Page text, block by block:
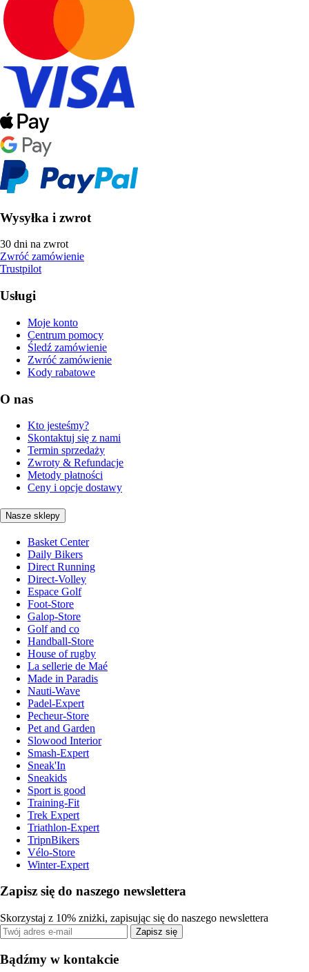
Wysyłka i zwrot
30 dni na zwrot
Zwróć zamówienie
Trustpilot
Usługi
Moje konto
Centrum pomocy
Śledź zamówienie
Zwróć zamówienie
Kody rabatowe
O nas
Kto jesteśmy?
Skontaktuj się z nami
Termin sprzedaży
Zwroty & Refundacje
Metody płatności
Ceny i opcje dostawy
Nasze sklepy
Basket Center
Daily Bikers
Direct Running
Direct-Volley
Espace Golf
Foot-Store
Galop-Store
Golf and co
Handball-Store
House of rugby
La sellerie de Maé
Made in Paradis
Nauti-Wave
Padel-Expert
Pecheur-Store
Pet and Garden
Slowood Interior
Smash-Expert
Sneak'In
Sneakids
Sport is good
Training-Fit
Trek Expert
Triathlon-Expert
TripnBikers
Vélo-Store
Winter-Expert
Zapisz się do naszego newslettera
Skorzystaj z 10% zniżki, zapisując się do naszego newslettera
Zapisz się
Bądźmy w kontakcie